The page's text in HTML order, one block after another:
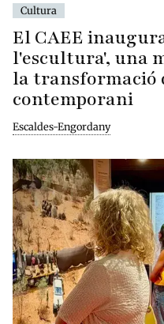
Cultura
El CAEE
l'escultura', una
la transformació
contemporani
Escaldes-Engordany